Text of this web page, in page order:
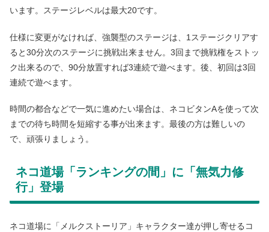
います。ステージレベルは最大20です。
仕様に変更がなければ、強襲型のステージは、1ステージクリアす
ると30分次のステージに挑戦出来ません。3回まで挑戦権をストッ
ク出来るので、90分放置すれば3連続で遊べます。後、初回は3回
連続で遊べます。
時間の都合などで一気に進めたい場合は、ネコビタンAを使って次
までの待ち時間を短縮する事が出来ます。最後の方は難しいの
で、頑張りましょう。
ネコ道場「ランキングの間」に「無気力修
行」登場
ネコ道場に「メルクストーリア」キャラクター達が押し寄せるコ